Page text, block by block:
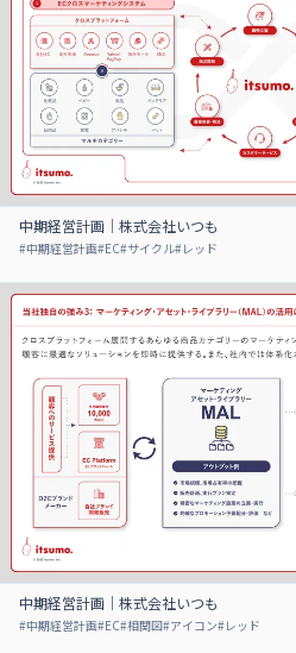
中期経営計画｜株式会社いつも
#中期経営計画#EC#サイクル#レッド
中期経営計画｜株式会社いつも
#中期経営計画#EC#相関図#アイコン#レッド